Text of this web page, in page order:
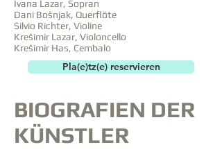
Ivana Lazar, Sopran
Dani Bošnjak, Querflöte
Silvio Richter, Violine
Krešimir Lazar, Violoncello
Krešimir Has, Cembalo
Pla(e)tz(e) reservieren
BIOGRAFIEN DER
KÜNSTLER